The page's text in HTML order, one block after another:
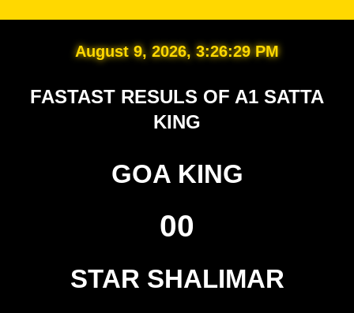
August 9, 2026, 3:26:30 PM
FASTAST RESULS OF A1 SATTA
KING
GOA KING
00
STAR SHALIMAR